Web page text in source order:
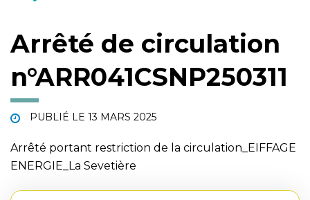
Arrêté de circulation
n°ARR041CSNP250311
PUBLIÉ LE 13 MARS 2025
Arrêté portant restriction de la circulation_EIFFAGE
ENERGIE_La Sevetière